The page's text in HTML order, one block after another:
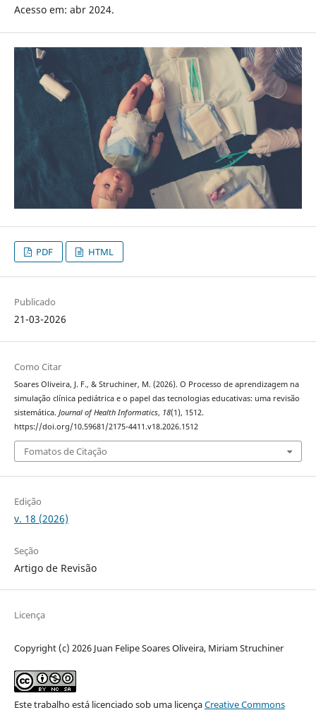
Acesso em: abr 2024.
PDF HTML
Publicado
21-03-2026
Como Citar
Soares Oliveira, J. F., & Struchiner, M. (2026). O Processo de aprendizagem na
simulação clínica pediátrica e o papel das tecnologias educativas: uma revisão
sistemática. Journal of Health Informatics, 18(1), 1512.
https://doi.org/10.59681/2175-4411.v18.2026.1512
Fomatos de Citação
Edição
v. 18 (2026)
Seção
Artigo de Revisão
Licença
Copyright (c) 2026 Juan Felipe Soares Oliveira, Miriam Struchiner
Este trabalho está licenciado sob uma licençaCreative Commons